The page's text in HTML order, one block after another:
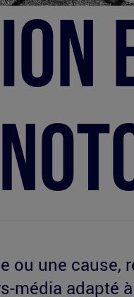
ou une cause,
média adapté